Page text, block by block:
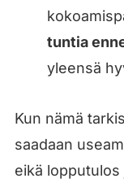
tuntia
yleensä
Kun nämä
saadaan
eikä lopputulos